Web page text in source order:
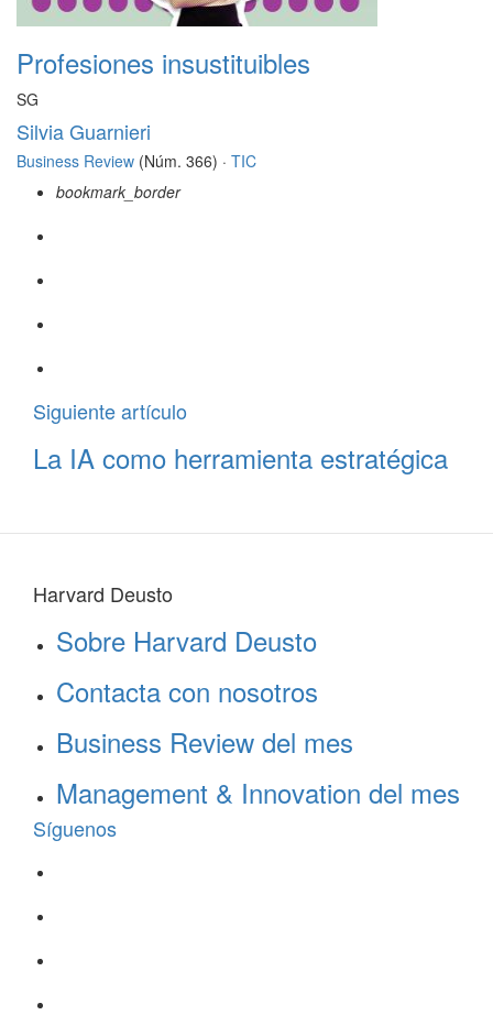
Profesiones insustituibles
SG
Silvia Guarnieri
Business Review (Núm. 366) · TIC
bookmark_border
Siguiente artículo
La IA como herramienta estratégica
Harvard Deusto
Sobre Harvard Deusto
Contacta con nosotros
Business Review del mes
Management & Innovation del mes
Síguenos